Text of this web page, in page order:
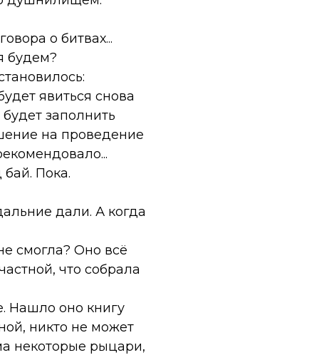
о битвах...
будем?
явиться снова
заполнить
на проведение
Пока.
дали. А когда
смогла? Оно всё
что собрала
Нашло оно книгу
никто не может
некоторые рыцари,